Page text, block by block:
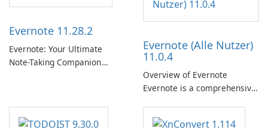
Thunderbird desktop email
client designed for
need predictable …
Evernote 11.28.2
Evernote: Your Ultimate
Note-Taking Companion
helps users capture ideas,
Evernote (Alle Nutzer)
11.0.4
Overview of Evernote
Evernote is a comprehensive
software designed to help